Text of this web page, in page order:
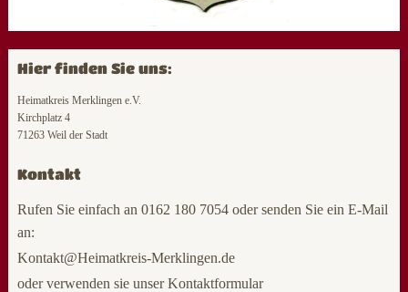
Hier finden Sie uns:
Heimatkreis Merklingen e.V.
Kirchplatz 4
71263 Weil der Stadt
Kontakt
Rufen Sie einfach an 0162 180 7054 oder senden Sie ein E-Mail
an:
Kontakt@Heimatkreis-Merklingen.de
oder verwenden sie unser Kontaktformular